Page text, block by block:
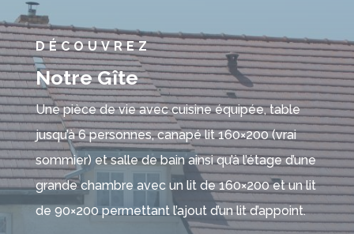
DÉCOUVREZ
Notre Gîte
Une pièce de vie avec cuisine équipée, table
jusqu’à 6 personnes, canapé lit 160×200 (vrai
sommier) et salle de bain ainsi qu’à l’étage d’une
grande chambre avec un lit de 160×200 et un lit
de 90×200 permettant l’ajout d’un lit d’appoint.